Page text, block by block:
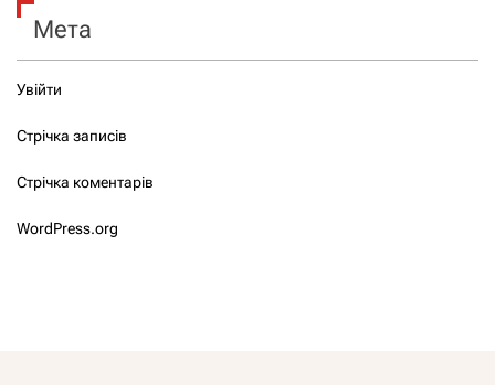
Мета
Увійти
Стрічка записів
Стрічка коментарів
WordPress.org